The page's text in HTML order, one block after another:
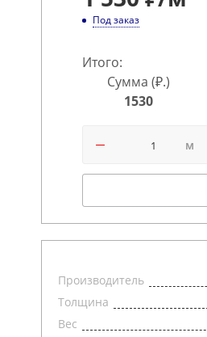
Под заказ
Итого:
Сумма (₽.)
1530
м
Производитель
Толщина
Вес